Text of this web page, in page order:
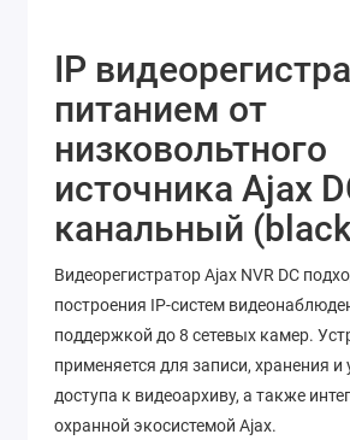
IP
питанием от
низковольтного
источника Ajax
канальный
Видеорегистратор Ajax NVR DC
построения IP-систем
поддержкой до 8 сетевых камер.
применяется для записи, хранения и
доступа к видеоархиву, а также
охранной экосистемой Ajax.